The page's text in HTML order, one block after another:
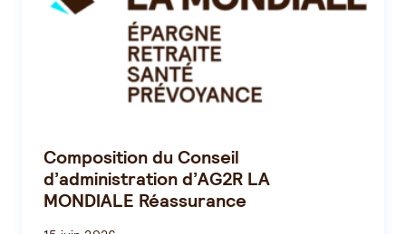
Composition du Conseil
d’administration d’AG2R LA
MONDIALE Réassurance